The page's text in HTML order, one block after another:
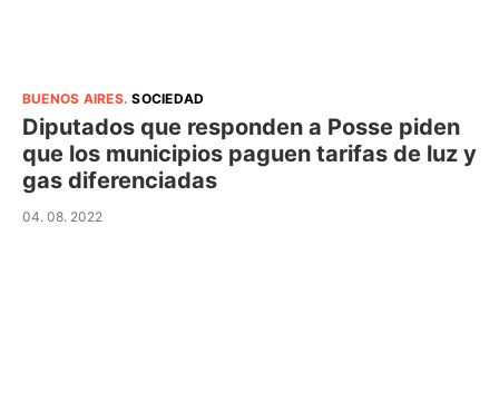
BUENOS AIRES.SOCIEDAD
Diputados que responden a Posse piden
que los municipios paguen tarifas de luz y
gas diferenciadas
04. 08. 2022